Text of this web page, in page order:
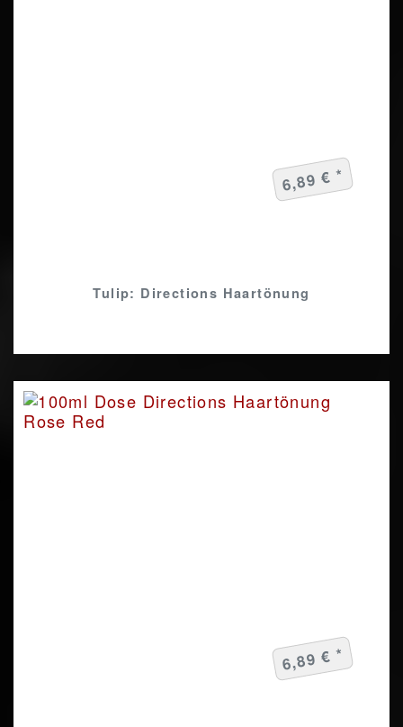
Tulip: Directions Haartönung
6,89 € *
6,89 € *